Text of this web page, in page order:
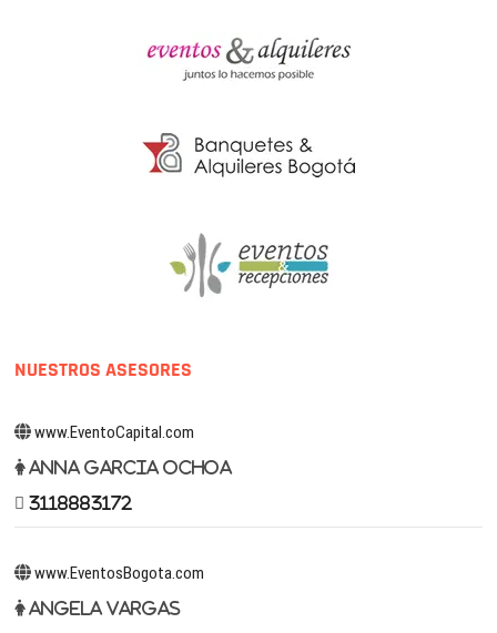
NUESTROS ASESORES
www.EventoCapital.com
Anna Garcia Ochoa
3118883172
www.EventosBogota.com
Angela Vargas